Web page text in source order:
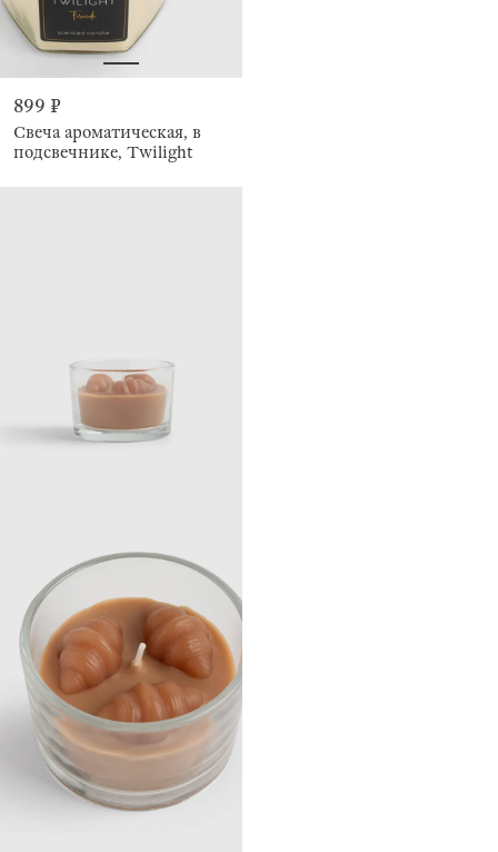
899 ₽
Свеча ароматическая, в
подсвечнике, Twilight